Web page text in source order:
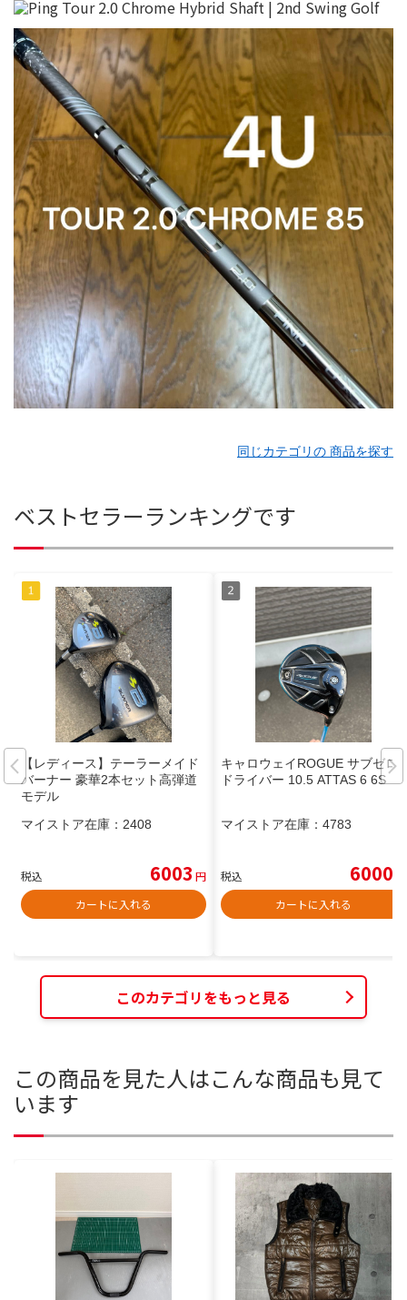
同じカテゴリの 商品を探す
ベストセラーランキングです
【レディース】テーラーメイド
バーナー 豪華2本セット高弾道
モデル
マイストア在庫： 2408
税込 6003 円
カートに入れる
キャロウェイROGUE サブゼロ
ドライバー 10.5 ATTAS 6 6S
マイストア在庫： 4783
税込 6000
カートに入れる
このカテゴリをもっと見る
この商品を見た人はこんな商品も見て
います